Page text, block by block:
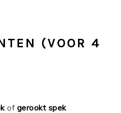
(VOOR 4
of gerookt spek